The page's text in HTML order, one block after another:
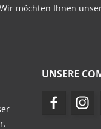
möchten Ihnen
UNSERE